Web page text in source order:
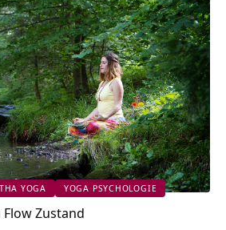
YOGA YOGA PSYCHOLOGIE
Zustand